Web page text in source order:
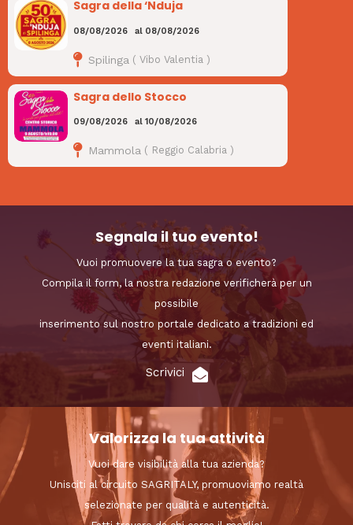
Sagra della ‘Nduja
08/08/2026 al 08/08/2026
Spilinga (Vibo Valentia )
Sagra dello Stocco
09/08/2026 al10/08/2026
Mammola ( Reggio Calabria )
Segnala il tuo evento!
Vuoi promuovere la tua sagra o evento?
Compila il form, la nostra redazione verificherà per un
possibile
inserimento sul nostro portale dedicato a tradizioni ed
eventi italiani.
Scrivici
Valorizza la tua attività
Vuoi dare visibilità alla tua azienda?
Unisciti al circuito SAGRITALY, promuoviamo realtà
selezionate per qualità e autenticità.